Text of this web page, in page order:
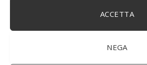
ACCETTA
NEGA